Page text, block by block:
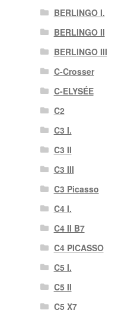
BERLINGO I.
BERLINGO II
BERLINGO III
C-Crosser
C-ELYSÉE
C2
C3 I.
C3 II
C3 III
C3 Picasso
C4 I.
C4 II B7
C4 PICASSO
C5 I.
C5 II
C5 X7